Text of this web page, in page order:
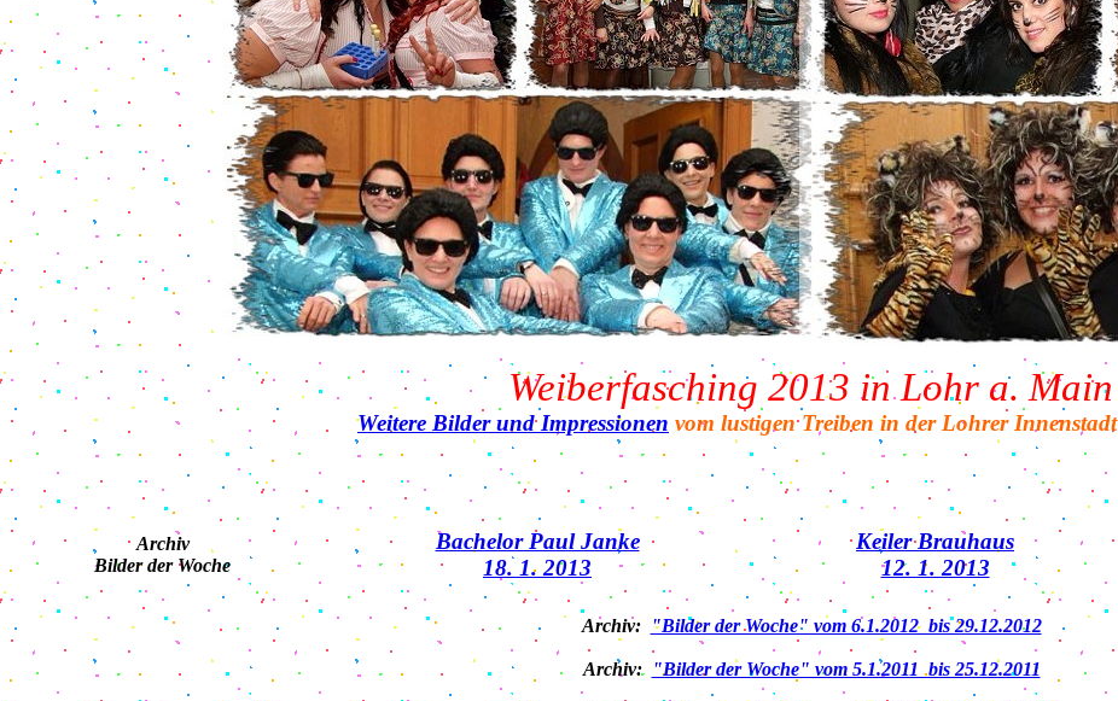
Weiberfasching 2013 in Lohr a. Main
Weitere Bilder und Impressionen vom lustigen Treiben in der Lohrer Innenstadt
Archiv
Bilder der Woche
Bachelor Paul Janke
18. 1. 2013
Keiler Brauhaus
12. 1. 2013
Archiv: "Bilder der Woche" vom 6.1.2012 bis 29.12.2012
Archiv: "Bilder der Woche" vom 5.1.2011 bis 25.12.2011